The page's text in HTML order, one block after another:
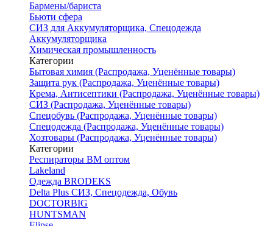
Бармены/бариста
Бьюти сфера
СИЗ для Аккумуляторщика, Спецодежда
Аккумуляторщика
Химическая промышленность
Категории
Бытовая химия (Распродажа, Уценённые товары)
Защита рук (Распродажа, Уценённые товары)
Крема, Антисептики (Распродажа, Уценённые товары)
СИЗ (Распродажа, Уценённые товары)
Спецобувь (Распродажа, Уценённые товары)
Спецодежда (Распродажа, Уценённые товары)
Хозтовары (Распродажа, Уценённые товары)
Категории
Респираторы ВМ оптом
Lakeland
Одежда BRODEKS
Delta Plus СИЗ, Спецодежда, Обувь
DOCTORBIG
HUNTSMAN